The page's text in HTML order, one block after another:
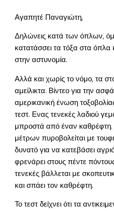
Αγαπητέ Παναγιώτη,
Δηλώνεις κατά των όπλων,
κατατάσσει τα τόξα στα όπλα
στην αστυνομία.
Αλλά και χωρίς το νόμο, τα
αμείλικτα. Βίντεο για την
αμερικανική ένωση
τεστ. Ενας τενεκές λαδιού
μπροστά από έναν
μέτρων πυροβολείται με
δυνατό για να κατεβάσει
φρενάρει στους πέντε
τενεκές βάλλεται με
και σπάει τον καθρέφτη.
Το τεστ δείχνει ότι τα